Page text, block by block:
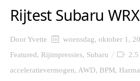
Rijtest Subaru
DoorYvette woensdag, oktober 1,
Featured, Rijimpressies, Subaru
acceleratievermogen, AWD, BPM,